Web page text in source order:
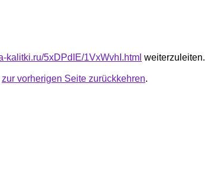
kalitki.ru/5xDPdIE/1VxWvhI.html weiterzuleiten.
zur vorherigen Seite zurückkehren.